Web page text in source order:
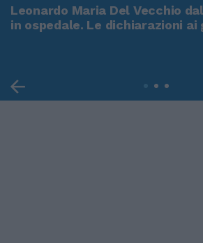
Leonardo Maria Del Vecchio
in ospedale. Le dichiarazioni